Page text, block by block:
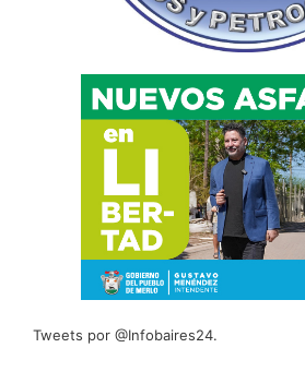
Tweets por @Infobaires24.